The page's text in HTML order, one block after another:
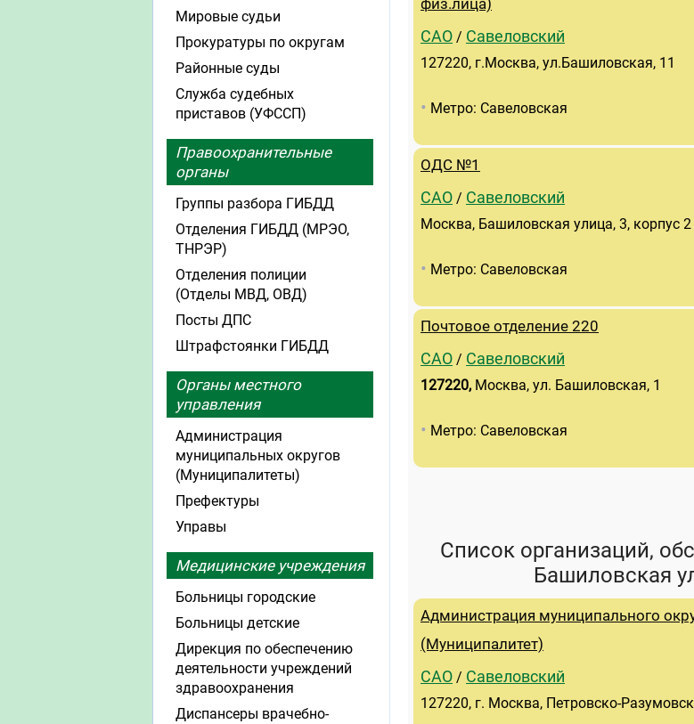
физ.лица)
САО / Савеловский
127220, г.Москва, ул.Башиловская, 11
• Метро: Савеловская
ОДС №1
САО / Савеловский
Москва, Башиловская улица, 3, корпус 2
• Метро: Савеловская
Почтовое отделение 220
САО / Савеловский
127220, Москва, ул. Башиловская, 1
• Метро: Савеловская
Список организаций,
Башиловская
Администрация муниципального
(Муниципалитет)
САО / Савеловский
127220, г. Москва, Петровско-
Мировые судьи
Прокуратуры по округам
Районные суды
Служба судебных
приставов (УФССП)
Правоохранительные
органы
Группы разбора ГИБДД
Отделения ГИБДД (МРЭО,
ТНРЭР)
Отделения полиции
(Отделы МВД, ОВД)
Посты ДПС
Штрафстоянки ГИБДД
Органы местного
управления
Администрация
муниципальных округов
(Муниципалитеты)
Префектуры
Управы
Медицинские учреждения
Больницы городские
Больницы детские
Дирекция по обеспечению
деятельности учреждений
здравоохранения
Диспансеры врачебно-